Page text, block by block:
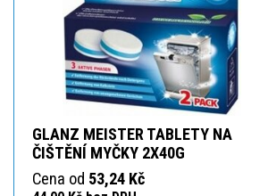
GLANZ MEISTER TABLETY NA
ČIŠTĚNÍ MYČKY 2X40G
Cena od 53,24 Kč